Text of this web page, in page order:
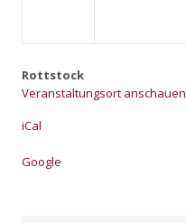
Rottstock
Veranstaltungsort anschauen
iCal
Goog­le